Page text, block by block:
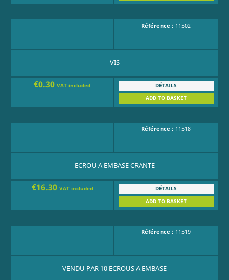
Référence : 11502
VIS
€0.30VAT included
DÉTAILS
ADD TO BASKET
Référence : 11518
ECROU A EMBASE CRANTE
€16.30 VAT included
DÉTAILS
ADD TO BASKET
Référence : 11519
VENDU PAR 10 ECROUS A EMBASE